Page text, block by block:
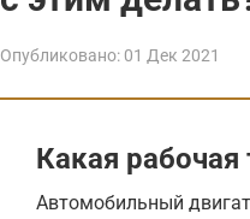
Опубликовано: 01 Дек 2021
Какая
Автомобильный